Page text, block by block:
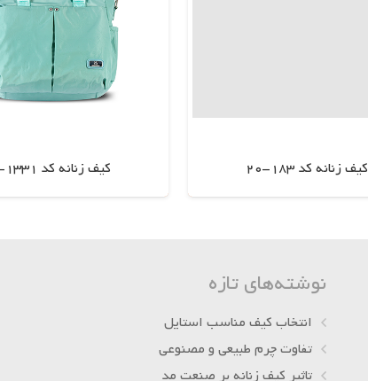
کیف زنانه کد 183-20 کیف زنانه کد 1331-1
نوشته‌های تازه
انتخاب کیف مناسب استایل
تفاوت چرم طبیعی و مصنوعی
تاثیر کیف زنانه بر صنعت مد